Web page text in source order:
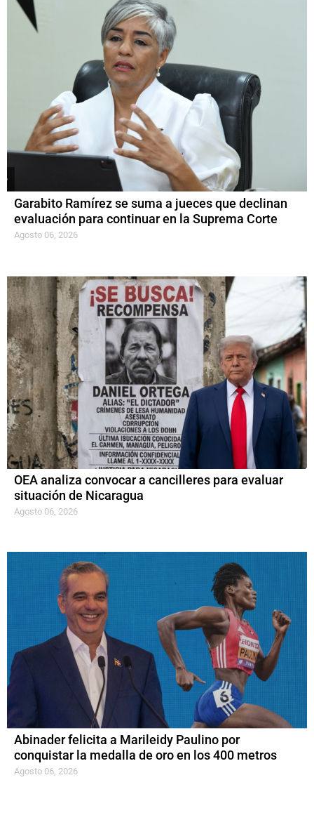
Garabito Ramírez se suma a jueces que declinan
evaluación para continuar en la Suprema Corte
Agosto 06, 2026
OEA analiza convocar a cancilleres para evaluar
situación de Nicaragua
Agosto 06, 2026
Abinader felicita a Marileidy Paulino por
conquistar la medalla de oro en los 400 metros
Agosto 06, 2026